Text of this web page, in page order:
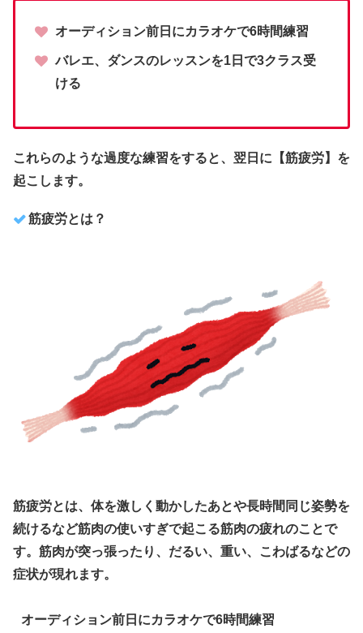
オーディション前日にカラオケで6時間練習
バレエ、ダンスのレッスンを1日で3クラス受
ける
これらのような過度な練習をすると、翌日に【筋疲労】を
起こします。
筋疲労とは？
筋疲労とは、体を激しく動かしたあとや長時間同じ姿勢を
続けるなど筋肉の使いすぎで起こる筋肉の疲れのことで
す。筋肉が突っ張ったり、だるい、重い、こわばるなどの
症状が現れます。
オーディション前日にカラオケで6時間練習